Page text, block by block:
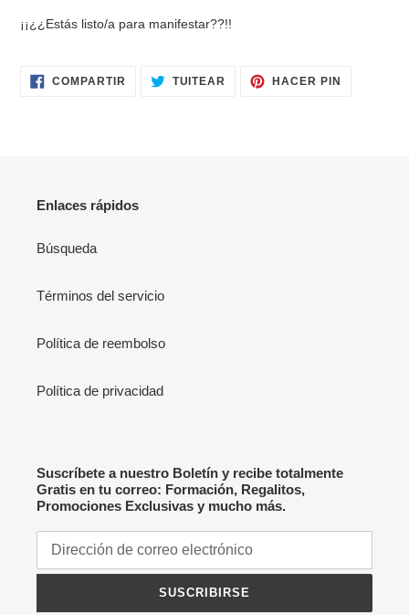
¡¡¿¿Estás listo/a para manifestar??!!
COMPARTIR COMPARTIR
EN
TUITEAR TUITEARHACER PIN
Enlaces rápidos
Búsqueda
Términos del servicio
Política de reembolso
Política de privacidad
Suscríbete a nuestro Boletín y recibe totalmente
Gratis en tu correo: Formación, Regalitos,
Promociones Exclusivas y mucho más.
SUSCRIBIRSE